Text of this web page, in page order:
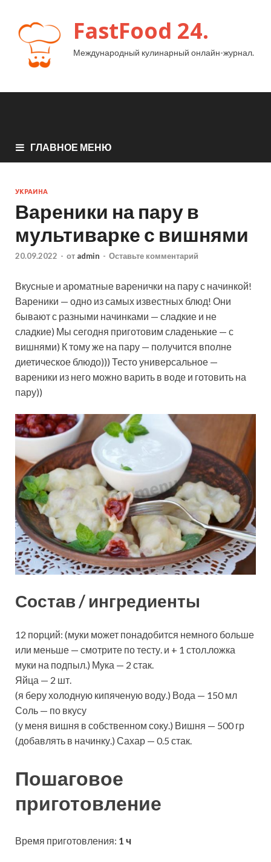
FastFood 24.
Международный кулинарный онлайн-журнал.
ГЛАВНОЕ МЕНЮ
УКРАИНА
Вареники на пару в
мультиварке с вишнями
20.09.2022 - от admin - Оставьте комментарий
Вкусные и ароматные варенички на пару с начинкой!
Вареники — одно из самых известных блюд! Они
бывают с разными начинками — сладкие и не
сладкие) Мы сегодня приготовим сладенькие — с
вишнями) К тому же на пару — получится вполне
диетическое блюдо))) Тесто универсальное —
вареники из него можно варить в воде и готовить на
пару))
Состав / ингредиенты
12 порций: (муки может понадобится немного больше
или меньше — смотрите по тесту. и + 1 стол.ложка
муки на подпыл.) Мука — 2 стак.
Яйца — 2 шт.
(я беру холодную кипяченую воду.) Вода — 150 мл
Соль — по вкусу
(у меня вишня в собственном соку.) Вишня — 500 гр
(добавлять в начинку.) Сахар — 0.5 стак.
Пошаговое
приготовление
Время приготовления: 1 ч